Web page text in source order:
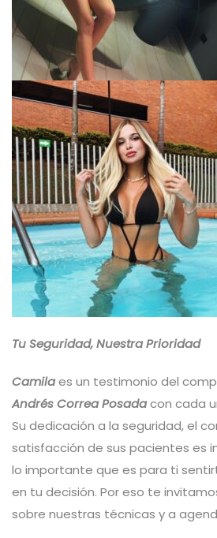
Tu Seguridad, Nuestra Prioridad
Camilaes un testimonio del
Andrés Correa Posadacon cada
Su dedicación a la seguridad, el
satisfacción de sus pacientes es
lo importante que es para ti
en tu decisión. Por eso te
sobre nuestras técnicas y a